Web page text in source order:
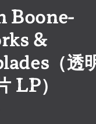
Boone-
&
（透
LP）